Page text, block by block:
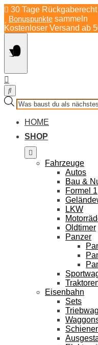
Springe
zum
Inhalt
30 Tage Rückgaberecht
Bonuspunkte sammeln
Kostenloser Versand ab
Products
search
HOME
SHOP
Fahrzeuge
Autos
Bau &
Formel 1
LKW
Oldtimer
Panzer
Eisenbahn
Sets